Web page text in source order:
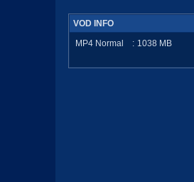
VOD INFO
MP4 Normal
: 1038 MB